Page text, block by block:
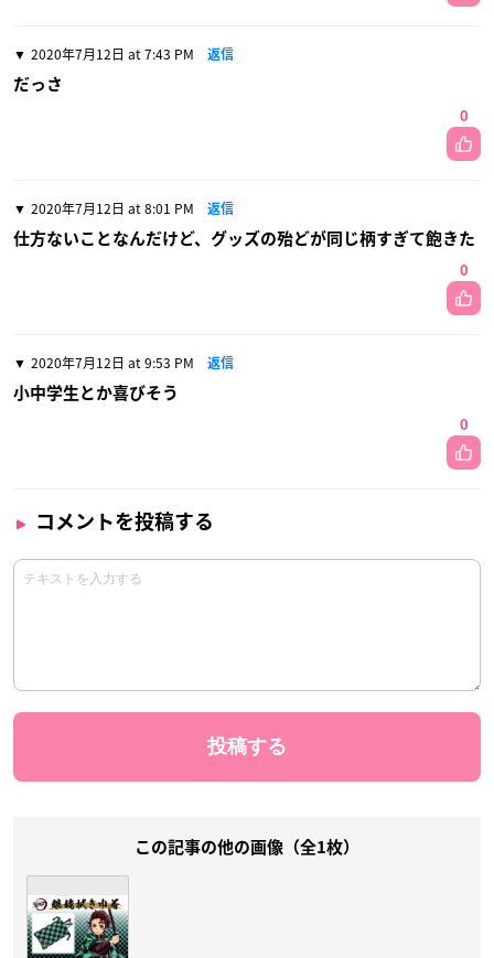
2020年7月12日 at 7:43 PM 返信
だっさ
0
2020年7月12日 at 8:01 PM 返信
仕方ないことなんだけど、グッズの殆どが同じ柄すぎて飽きた
0
2020年7月12日 at 9:53 PM 返信
小中学生とか喜びそう
0
コメントを投稿する
この記事の他の画像（全1枚）